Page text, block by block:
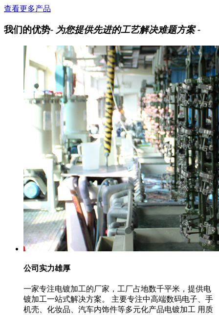
查看更多产品
我们的优势- 为您提供先进的工艺解决难题方案 -
公司实力雄厚
一家专注电镀加工的厂家，工厂占地数千平米，提供电
镀加工一站式解决方案。 主要专注中高端数码电子、手
机壳、化妆品、汽车内饰件等多元化产品电镀加工 用质